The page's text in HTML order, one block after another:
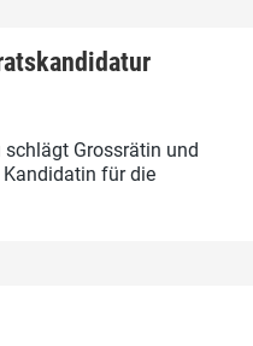
Grossrätin und
Kandidatin für die